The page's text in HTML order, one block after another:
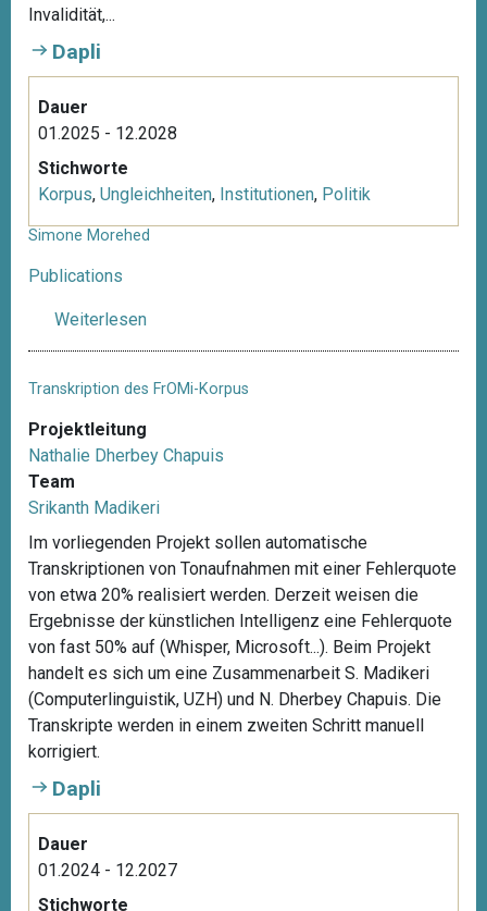
Invalidität,...
Dapli
Dauer
01.2025 - 12.2028
Stichworte
Korpus, Ungleichheiten, Institutionen, Politik
Simone Morehed
Publications
Weiterlesen
b
r
i
o
e
M
o
r
e
h
e
d
Transkription des FrOMi-Korpus
Projektleitung
Nathalie Dherbey Chapuis
Team
Srikanth Madikeri
Im vorliegenden Projekt sollen automatische
Transkriptionen von Tonaufnahmen mit einer Fehlerquote
von etwa 20% realisiert werden. Derzeit weisen die
Ergebnisse der künstlichen Intelligenz eine Fehlerquote
von fast 50% auf (Whisper, Microsoft...). Beim Projekt
handelt es sich um eine Zusammenarbeit S. Madikeri
(Computerlinguistik, UZH) und N. Dherbey Chapuis. Die
Transkripte werden in einem zweiten Schritt manuell
korrigiert.
Dapli
Dauer
01.2024 - 12.2027
Stichworte